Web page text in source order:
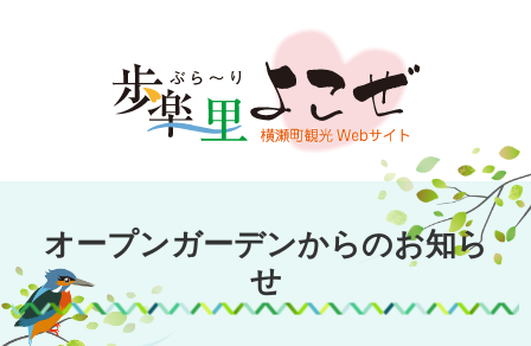
文
キ
プ
オープンガーデン
横瀬
オープンガーデンからのお知ら
せ